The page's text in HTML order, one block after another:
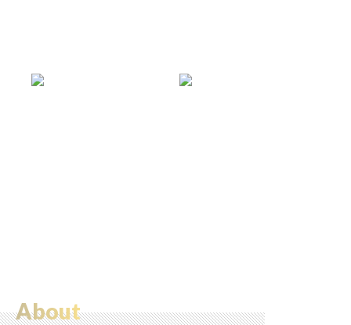
About